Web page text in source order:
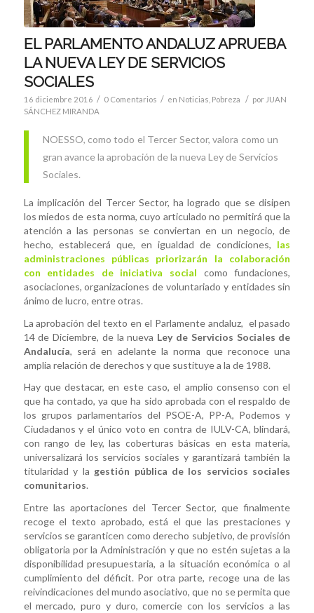
EL PARLAMENTO ANDALUZ APRUEBA
LA NUEVA LEY DE SERVICIOS
SOCIALES
16 diciembre 2016 / 0 Comentarios / en Noticias Pobreza / por JUAN
SÁNCHEZ MIRANDA
NOESSO, como todo el Tercer Sector, valora como un
gran avance la aprobación de la nueva Ley de Servicios
Sociales.
La implicación del Tercer Sector, ha logrado que se disipen
los miedos de esta norma, cuyo articulado no permitirá que la
atención a las personas se conviertan en un negocio, de
hecho, establecerá que, en igualdad de condiciones, las
administraciones públicas priorizarán la colaboración
con entidades de iniciativa social como fundaciones,
asociaciones, organizaciones de voluntariado y entidades sin
ánimo de lucro, entre otras.
La aprobación del texto en el Parlamente andaluz, el pasado
14 de Diciembre, de la nueva Ley de Servicios Sociales de
Andalucía, será en adelante la norma que reconoce una
amplia relación de derechos y que sustituye a la de 1988.
Hay que destacar, en este caso, el amplio consenso con el
que ha contado, ya que ha sido aprobada con el respaldo de
los grupos parlamentarios del PSOE-A, PP-A, Podemos y
Ciudadanos y el único voto en contra de IULV-CA, blindará,
con rango de ley, las coberturas básicas en esta materia,
universalizará los servicios sociales y garantizará también la
titularidad y lagestión pública de los servicios sociales
comunitarios.
Entre las aportaciones del Tercer Sector, que finalmente
recoge el texto aprobado, está el que las prestaciones y
servicios se garanticen como derecho subjetivo, de provisión
obligatoria por la Administración y que no estén sujetas a la
disponibilidad presupuestaria, a la situación económica o al
cumplimiento del déficit. Por otra parte, recoge una de las
reivindicaciones del mundo asociativo, que no se permita que
el mercado, puro y duro, comercie con los servicios a las